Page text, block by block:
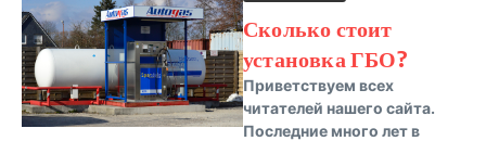
Сколько стоит
установка ГБО?
Приветствуем всех
читателей нашего сайта.
Последние много лет в